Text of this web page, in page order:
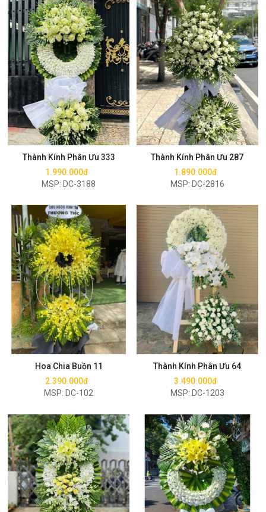
Thành Kính Phân Ưu 333
1.990.000đ
MSP: DC-3188
Mua ngay
Thành Kính Phân Ưu 287
1.890.000đ
MSP: DC-2816
Mua ngay
Hoa Chia Buồn 11
2.390.000đ
MSP: DC-102
Mua ngay
Thành Kính Phân Ưu 64
3.490.000đ
MSP: DC-1203
Mua ngay